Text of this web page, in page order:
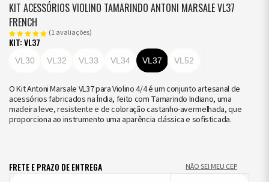
KIT ACESSÓRIOS VIOLINO TAMARINDO ANTONI MARSALE VL37
FRENCH
(1 avaliações)
KIT: VL37
VL30 VL32 VL33 VL34 VL37 VL52
O Kit Antoni Marsale VL37 para Violino 4/4 é um conjunto artesanal de
acessórios fabricados na Índia, feito com Tamarindo Indiano, uma
madeira leve, resistente e de coloração castanho-avermelhada, que
proporciona ao instrumento uma aparência clássica e sofisticada.
FRETE E PRAZO DE ENTREGA NÃO SEI MEU CEP